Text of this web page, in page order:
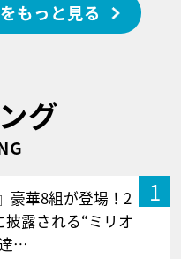
もっと見る
グ
1
豪華8組が登場！2
披露される“ミリオ
…